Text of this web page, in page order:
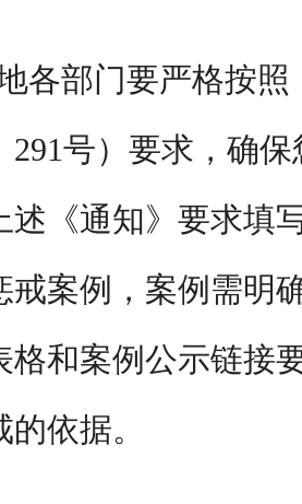
各部门要严格按
291号）要求，确
述《通知》要求填
戒案例，案例需明
格和案例公示链接
依据。